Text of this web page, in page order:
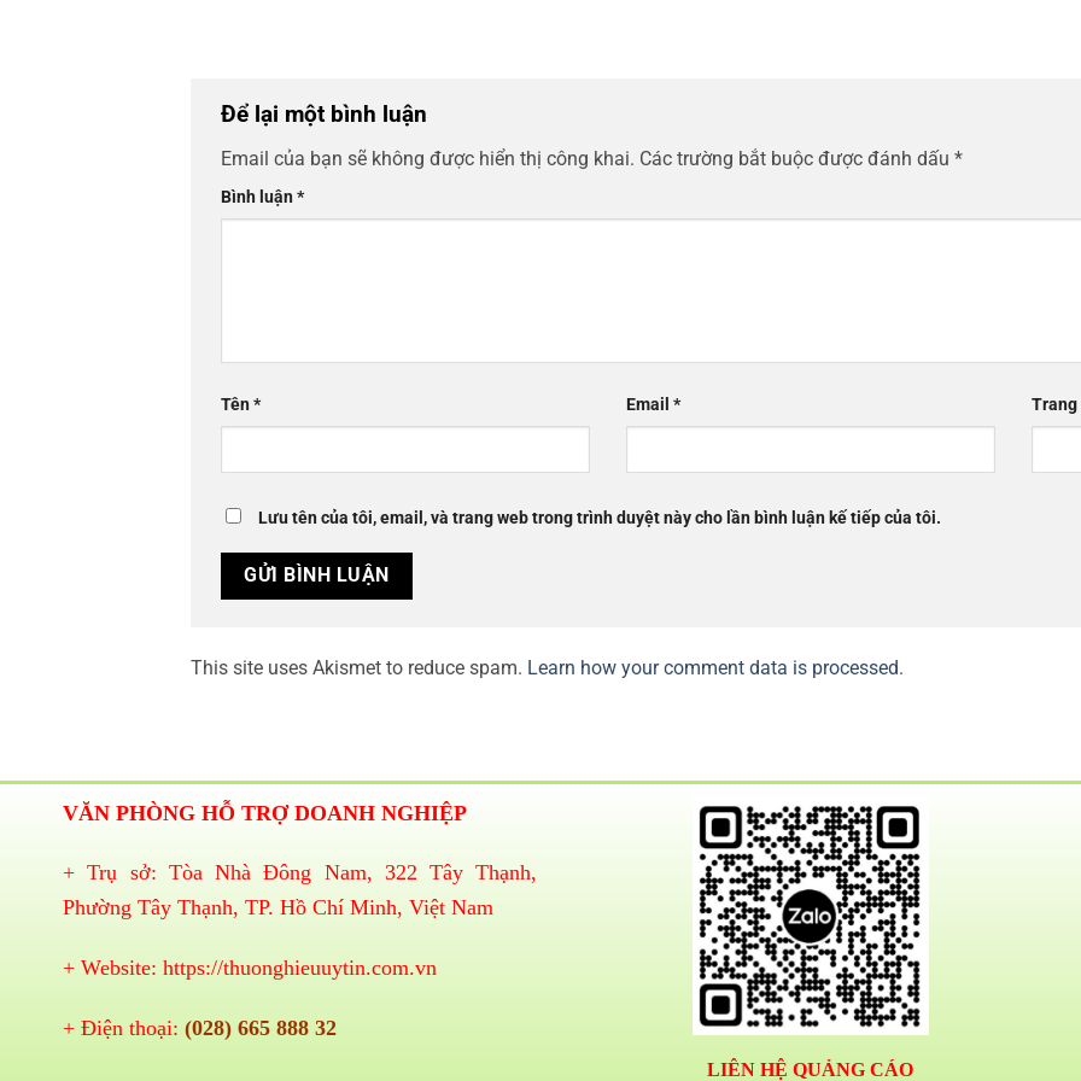
Để lại một bình luận
Email của bạn sẽ không được hiển thị công khai. Các trường bắt buộc được đánh dấu *
Bình luận*
Tên* Email * Trang
Lưu tên của tôi, email, và trang web trong trình duyệt này cho lần bình luận kế tiếp của tôi.
This site uses Akismet to reduce spam. Learn how your comment data is processed.
VĂN PHÒNG HỖ TRỢ DOANH NGHIỆP
+ Trụ sở: Tòa Nhà Đông Nam, 322 Tây Thạnh,
Phường Tây Thạnh, TP. Hồ Chí Minh, Việt Nam
+ Website: https://thuonghieuuytin.com.vn
+ Điện thoại: (028) 665 888 32
LIÊN HỆ QUẢNG CÁO